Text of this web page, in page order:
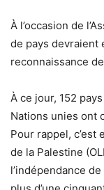
À l’occasion de
de pays devraient
reconnaissance
À ce jour, 152
Nations unies ont
Pour rappel, c’est
de la Palestine
l’indépendance